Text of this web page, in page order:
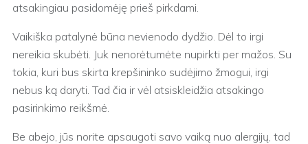
atsakingiau pasidomėję prieš pirkdami.
Vaikiška patalynė būna nevienodo dydžio. Dėl to irgi
nereikia skubėti. Juk nenorėtumėte nupirkti per mažos. Su
tokia, kuri bus skirta krepšininko sudėjimo žmogui, irgi
nebus ką daryti. Tad čia ir vėl atsiskleidžia atsakingo
pasirinkimo reikšmė.
Be abejo, jūs norite apsaugoti savo vaiką nuo alergijų, tad